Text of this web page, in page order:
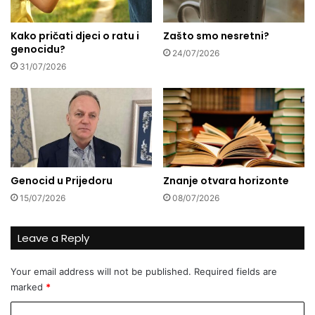
a
m
b
e
n
n
d
u
s
t
r
i
e
v
a
t
d
i
n
c
a
Kako pričati djeci o ratu i
genocidu?
31/07/2026
Zašto smo nesretni?
24/07/2026
Genocid u Prijedoru
15/07/2026
Znanje otvara horizonte
08/07/2026
Leave a Reply
Your email address will not be published. Required fields are
marked *